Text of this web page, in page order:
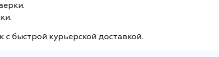
быстрой курьерской доставкой.